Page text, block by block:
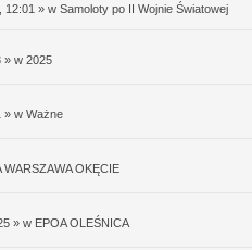
12:01 » w Samoloty po II Wojnie Światowej
» w 2025
» w Ważne
WARSZAWA OKĘCIE
» w EPOA OLEŚNICA